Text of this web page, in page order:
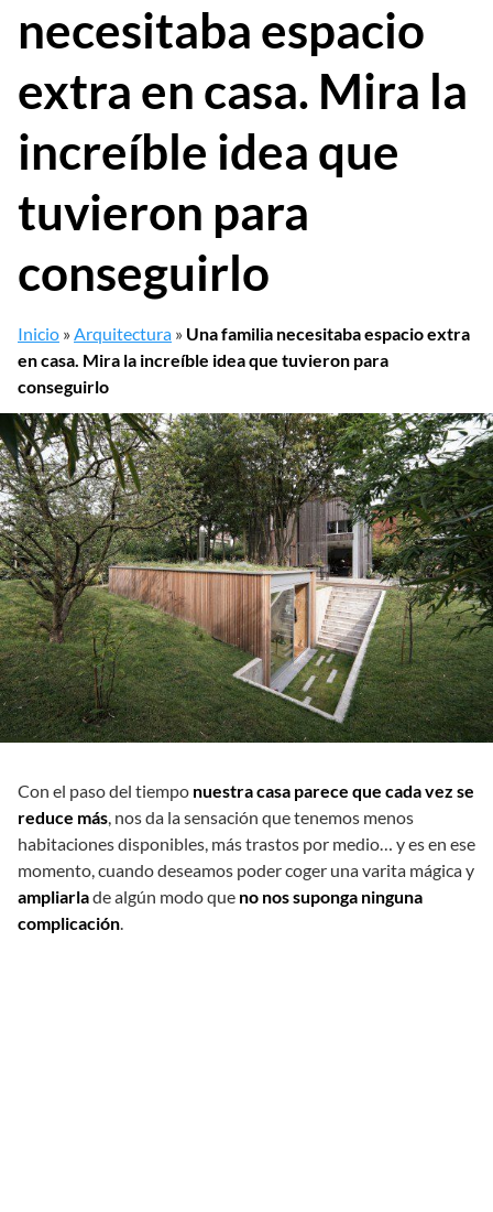
necesitaba espacio
extra en casa. Mira la
increíble idea que
tuvieron para
conseguirlo
Inicio »Arquitectura » Una familia necesitaba espacio extra
en casa. Mira la increíble idea que tuvieron para
conseguirlo
Con el paso del tiempo nuestra casa parece que cada vez se
reduce más, nos da la sensación que tenemos menos
habitaciones disponibles, más trastos por medio… y es en ese
momento, cuando deseamos poder coger una varita mágica y
ampliarlade algún modo que no nos suponga ninguna
complicación.